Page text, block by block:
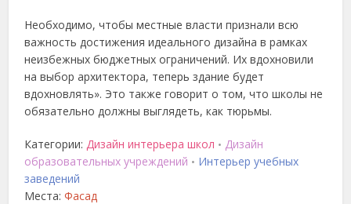
Необходимо, чтобы местные власти признали всю
важность достижения идеального дизайна в рамках
неизбежных бюджетных ограничений. Их вдохновили
на выбор архитектора, теперь здание будет
вдохновлять». Это также говорит о том, что школы не
обязательно должны выглядеть, как тюрьмы.
Категории:Дизайн интерьера школ • Дизайн
образовательных учреждений • Интерьер учебных
заведений
Места:Фасад